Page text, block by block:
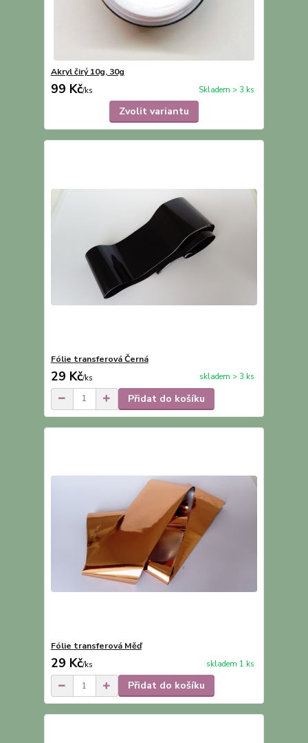
Akryl čirý 10g, 30g
99 Kč/ks Skladem > 3 ks
Zvolit variantu
Fólie transferová Černá
29 Kč/ks skladem > 3 ks
Přidat do košíku
Fólie transferová Měď
29 Kč/ks skladem 1 ks
Přidat do košíku